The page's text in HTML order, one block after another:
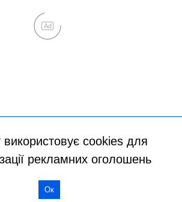
cookies для
рекламних оголошень
Ок